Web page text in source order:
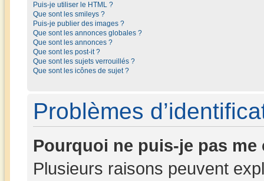
Puis-je utiliser le HTML ?
Que sont les smileys ?
Puis-je publier des images ?
Que sont les annonces globales ?
Que sont les annonces ?
Que sont les post-it ?
Que sont les sujets verrouillés ?
Que sont les icônes de sujet ?
Problèmes
Pourquoi ne puis-je pas me
Plusieurs raisons peuvent